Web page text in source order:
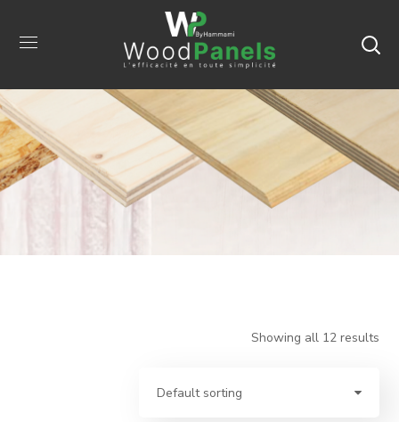
Showing all 12 results